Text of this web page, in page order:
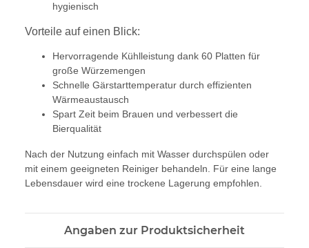
hygienisch
Vorteile auf einen Blick:
Hervorragende Kühlleistung dank 60 Platten für
große Würzemengen
Schnelle Gärstarttemperatur durch effizienten
Wärmeaustausch
Spart Zeit beim Brauen und verbessert die
Bierqualität
Nach der Nutzung einfach mit Wasser durchspülen oder
mit einem geeigneten Reiniger behandeln. Für eine lange
Lebensdauer wird eine trockene Lagerung empfohlen.
Angaben zur Produktsicherheit